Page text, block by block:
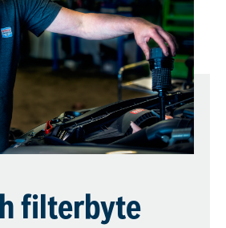
filterbyte